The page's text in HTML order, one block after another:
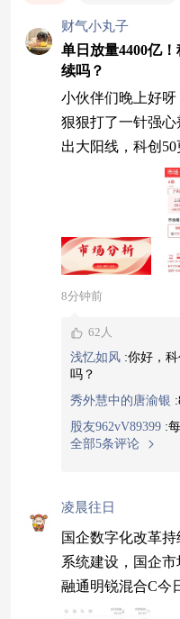
财气小丸子
单日放量4400亿
续吗？
小伙伴们晚上好
狠狠打了一针强
出大阳线，科创
场。全天成交额
4500多亿，超
赚钱效应彻底打
场怎么突然发力？
了。 外围先来烘
集体走强，AMD
8分钟前
62人
浅忆如风 :你好，
吗？
秀外慧中的唐渝银 :
股友962vV89399 :
全部5条评论
凌晨往日
国企数字化改革
系统建设，国企市
融通明锐混合C今
I红利，改革带来